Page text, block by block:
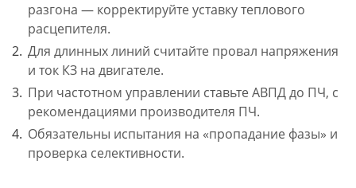
разгона — корректируйте уставку теплового
расцепителя.
Для длинных линий считайте провал напряжения
и ток КЗ на двигателе.
При частотном управлении ставьте АВПД до ПЧ, с
рекомендациями производителя ПЧ.
Обязательны испытания на «пропадание фазы» и
проверка селективности.